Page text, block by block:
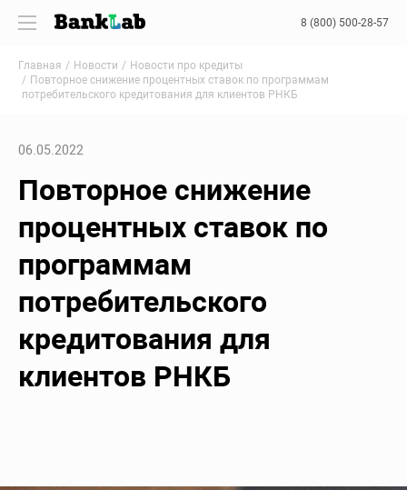
8 (800) 500-28-57
Главная Новости
Новости про кредиты
Повторное снижение процентных ставок по программам
потребительского кредитования для клиентов РНКБ
06.05.2022
Повторное снижение
процентных ставок по
программам
потребительского
кредитования для
клиентов РНКБ